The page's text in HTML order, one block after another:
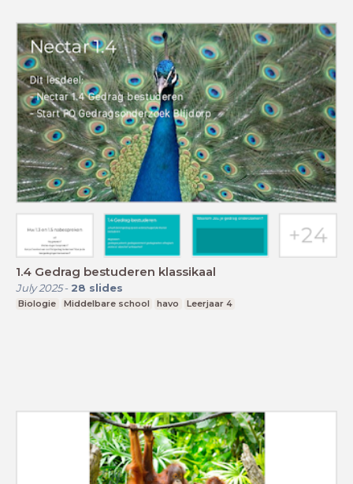
1.4 Gedrag bestuderen klassikaal
July 2025- 28 slides
Biologie Middelbare school havo Leerjaar 4